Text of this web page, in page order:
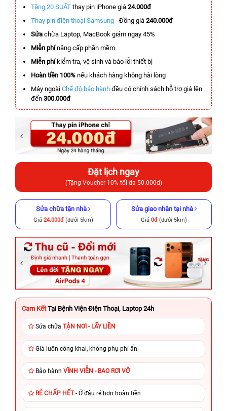
Tặng 20 SUẤT thay pin iPhone giá 24.000đ
Thay pin điện thoại Samsung - Đồng giá 240.000đ
Sửa chữa Laptop, MacBook giảm ngay 45%
Miễn phínâng cấp phần mềm
Miễn phíkiểm tra, vệ sinh và báo lỗi thiết bị
Hoàn tiền 100% nếu khách hàng không hài lòng
Máy ngoài Chế độ bảo hành đều có chính sách hỗ trợ giá lên
đến 300.000đ
Đặt lịch ngay
(Tặng Voucher 10% tối đa 50.000đ)
Sửa chữa tận nhà
Giá 24.000đ(dưới 5km)
Sửa giao nhận tại nhà
Giá 0đ (dưới 5km)
Cam Kết Tại Bệnh Viện Điện Thoại, Laptop 24h
Sửa chữa TẬN NƠI - LẤY LIỀN
Giá luôn công khai, không phụ phí ẩn
Bảo hành VĨNH VIỄN - BAO RƠI VỠ
RẺ CHẤP HẾT- Ở đâu rẻ hơn hoàn tiền